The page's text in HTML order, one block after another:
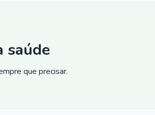
saúde
que precisar.